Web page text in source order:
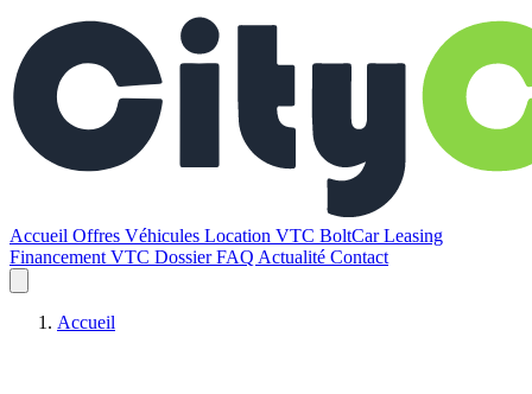
Accueil Offres Véhicules Location VTC BoltCarLeasing
Financement VTC DossierFAQ Actualité Contact
Accueil